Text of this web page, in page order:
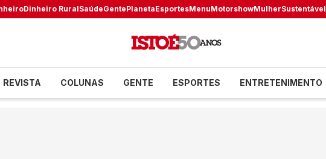
Dinheiro RuralSaúdeGentePlanetaEsportesMenuMotorshowMulherSustentável
REVISTA COLUNAS GENTE ESPORTES ENTRETENIMENTO